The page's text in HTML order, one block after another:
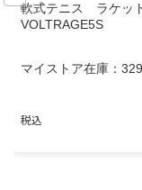
軟式テニス ラケッ
VOLTRAGE5S
マイストア在庫：
税込